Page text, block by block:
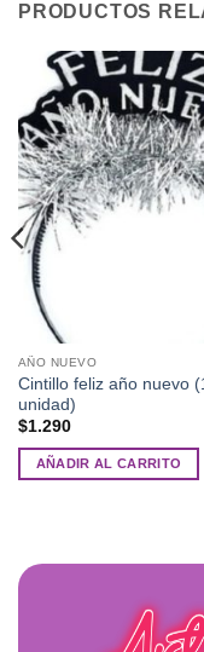
PRODUCTOS
AÑO NUEVO
Cintillo feliz año nuevo (1
unidad)
$1.290
AÑADIR AL CARRITO